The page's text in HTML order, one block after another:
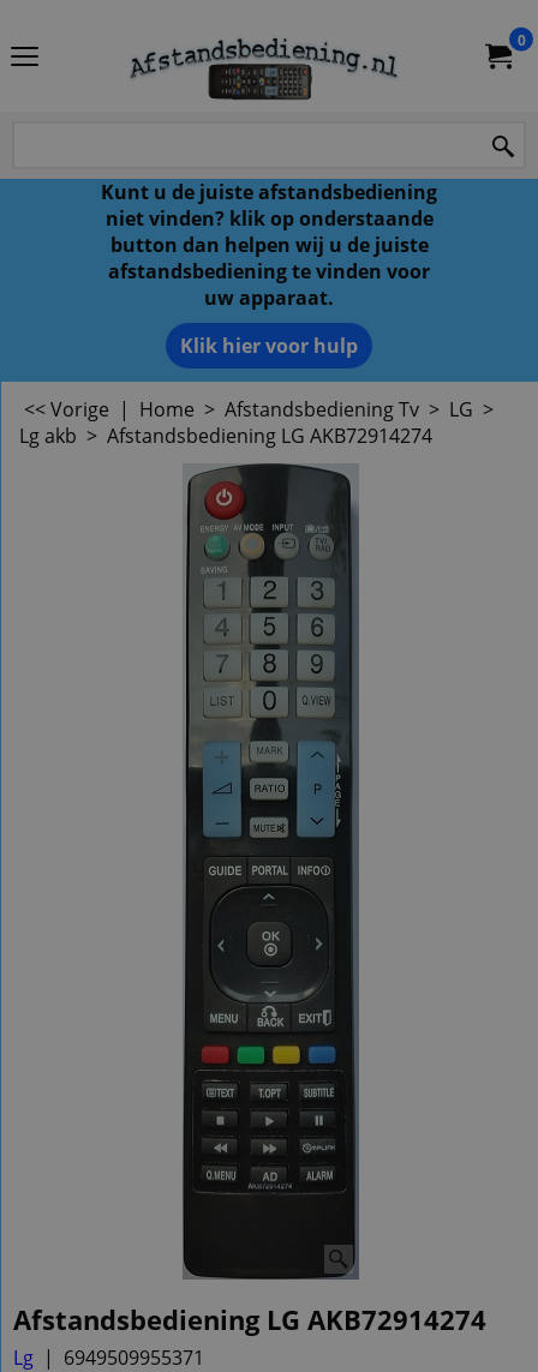
0
Kunt u de juiste afstandsbediening
niet vinden? klik op onderstaande
button dan helpen wij u de juiste
afstandsbediening te vinden voor
uw apparaat.
Klik hier voor hulp
<< Vorige | Home > Afstandsbediening Tv > LG >
Lg akb > Afstandsbediening LG AKB72914274
Afstandsbediening LG AKB72914274
Lg 6949509955371